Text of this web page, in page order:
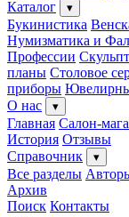
Каталог
▾
Букинистика
Нумизматика и
Профессии
планы Столовое
приборы
О нас
▾
Главная Салон-
История Отзывы
Справочник
▾
Все разделы
Архив
Поиск Контакты